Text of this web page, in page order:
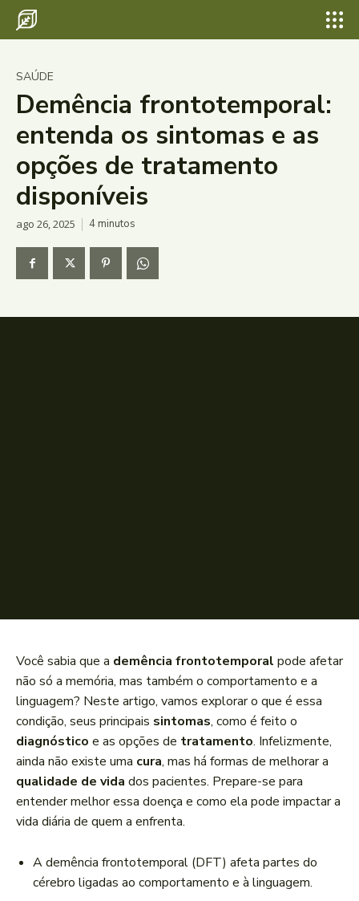
SAÚDE
Demência frontotemporal:
entenda os sintomas e as
opções de tratamento
disponíveis
ago 26, 2025 4minutos
Você sabia que a demência frontotemporal pode afetar
não só a memória, mas também o comportamento e a
linguagem? Neste artigo, vamos explorar o que é essa
condição, seus principais sintomas, como é feito o
diagnóstico e as opções de tratamento. Infelizmente,
ainda não existe uma cura, mas há formas de melhorar a
qualidade de vida dos pacientes. Prepare-se para
entender melhor essa doença e como ela pode impactar a
vida diária de quem a enfrenta.
A demência frontotemporal (DFT) afeta partes do
cérebro ligadas ao comportamento e à linguagem.